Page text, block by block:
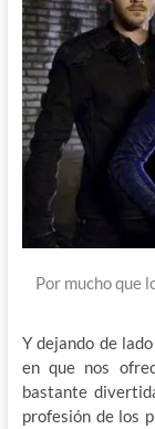
Por mucho que
Y dejando de
en que nos
bastante
profesión de los